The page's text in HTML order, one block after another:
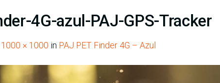
4G-azul-PAJ-GPS-Tracker
1000 × 1000 in PAJ PET Finder 4G – Azul